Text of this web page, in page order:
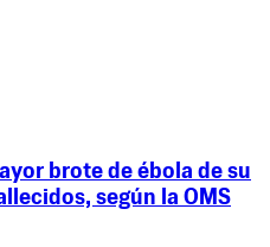
brote de ébola de su
según la OMS